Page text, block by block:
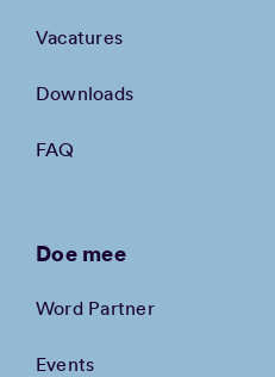
Vacatures
Downloads
FAQ
Doe mee
Word Partner
Events